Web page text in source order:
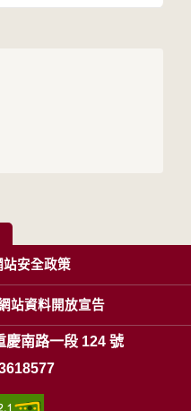
站安全政策
站資料開放宣告
慶南路一段 124 號